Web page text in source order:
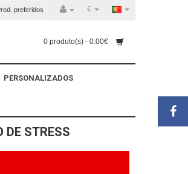
preferidos €
0 produto(s) - 0.00€
PERSONALIZADOS
DE STRESS